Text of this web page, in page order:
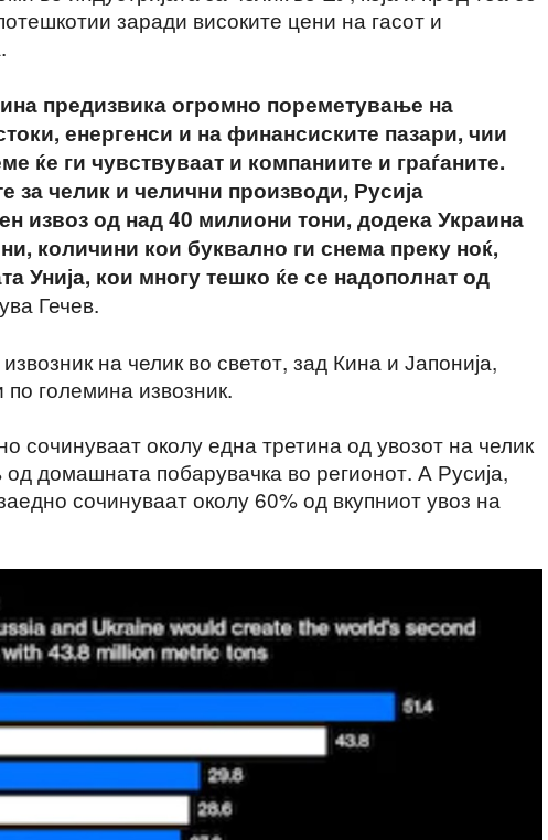
заради високите цени на гасот и
предизвика огромно пореметување на
енергенси и на финансиските пазари, чии
ќе ги чувствуваат и компаниите и граѓаните.
за челик и челични производи, Русија
извоз од над 40 милиони тони, додека Украина
количини кои буквално ги снема преку ноќ,
Унија, кои многу тешко ќе се надополнат од
Гечев.
на челик во светот, зад Кина и Јапонија,
големина извозник.
сочинуваат околу една третина од увозот на челик
домашната побарувачка во регионот. А Русија,
сочинуваат околу 60% од вкупниот увоз на